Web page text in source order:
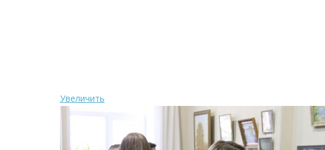
Увеличить